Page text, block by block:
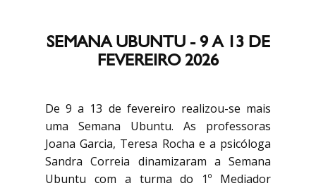
SEMANA UBUNTU - 9 A 13 DE
FEVEREIRO 2026
De 9 a 13 de fevereiro realizou-se mais
uma Semana Ubuntu. As professoras
Joana Garcia, Teresa Rocha e a psicóloga
Sandra Correia dinamizaram a Semana
Ubuntu com a turma do 1º Mediador